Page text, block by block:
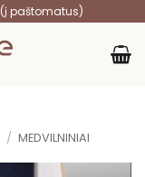
paštomatus)
/ MEDVILNINIAI